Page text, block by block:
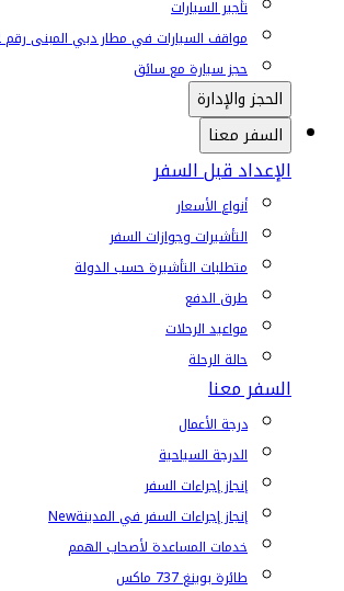
تأجير السيارات
مواقف السيارات في مطار دبي المبنى رقم 2
حجز سيارة مع سائق
الحجز والإدارة
السفر معنا
الإعداد قبل السفر
أنواع الأسعار
التأشيرات وجوازات السفر
متطلبات التأشيرة حسب الدولة
طرق الدفع
مواعيد الرحلات
حالة الرحلة
السفر معنا
درجة الأعمال
الدرجة السياحية
إنجاز إجراءات السفر
إنجاز إجراءات السفر في المدينةNew
خدمات المساعدة لأصحاب الهمم
طائرة بوينغ 737 ماكس